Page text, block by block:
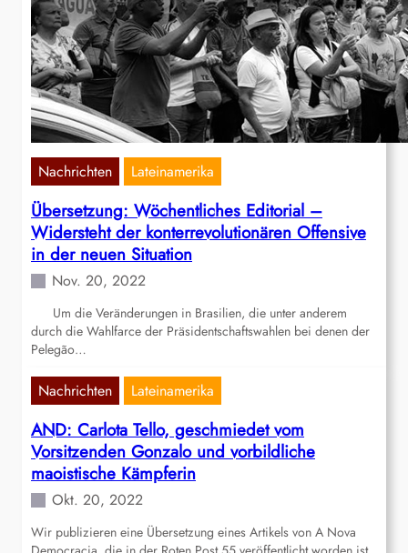
Nachrichten Lateinamerika
Übersetzung: Wöchentliches Editorial –
Widersteht der konterrevolutionären Offensive
in der neuen Situation
Nov. 20, 2022
Um die Veränderungen in Brasilien, die unter anderem
durch die Wahlfarce der Präsidentschaftswahlen bei denen der
Pelegão…
Nachrichten Lateinamerika
AND: Carlota Tello, geschmiedet vom
Vorsitzenden Gonzalo und vorbildliche
maoistische Kämpferin
Okt. 20, 2022
Wir publizieren eine Übersetzung eines Artikels von A Nova